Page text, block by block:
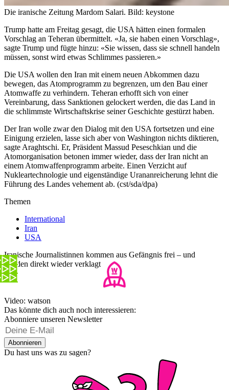
Die iranische Zeitung Mardom Salari. Bild: keystone
Trump hatte am Freitag gesagt, die USA hätten einen formalen
Vorschlag an Teheran übermittelt. «Ja, sie haben einen Vorschlag»,
sagte Trump und fügte hinzu: «Sie wissen, dass sie schnell handeln
müssen, sonst wird etwas Schlimmes passieren.»
Die USA wollen den Iran mit einem neuen Abkommen dazu
bewegen, das Atomprogramm zu begrenzen, um den Bau einer
Atomwaffe zu verhindern. Teheran erhofft sich von einer
Vereinbarung, dass Sanktionen gelockert werden, die das Land in
die schlimmste Wirtschaftskrise seiner Geschichte gestürzt haben.
Der Iran wolle zwar den Dialog mit den USA fortsetzen und eine
Einigung erzielen, lasse sich aber von Washington nichts diktieren,
sagte Araghtschi. Er, Präsident Massud Peseschkian und die
Atomorganisation betonen immer wieder, dass der Iran nicht an
einem Atomwaffenprogramm arbeite. Einen Verzicht auf
Nukleartechnologie und eigenständige Urananreicherung lehnt die
Führung des Landes vehement ab. (cst/sda/dpa)
Themen
International
Iran
USA
Iranische Journalistinnen kommen aus Gefängnis frei – und
werden direkt wieder verklagt
Video: watson
Das könnte dich auch noch interessieren:
Abonniere unseren Newsletter
Abonnieren
Du hast uns was zu sagen?